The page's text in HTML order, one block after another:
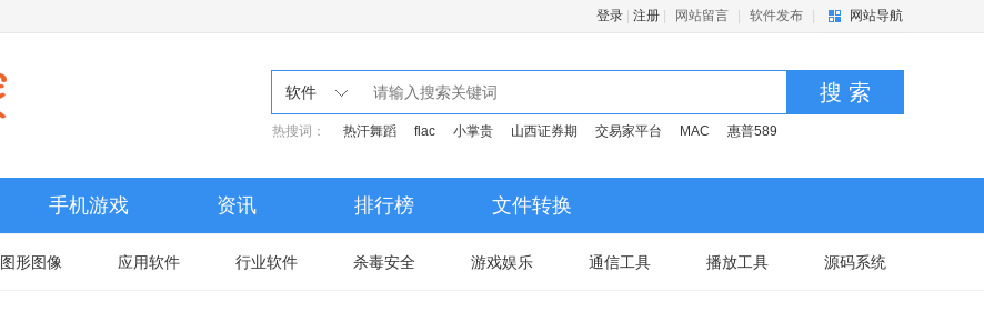
登录 注册 网站留言 软件发布 网站导航
软件 搜 索
热搜词： 热汗舞蹈 flac 小掌贵 山西证券期 交易家平台 MAC 惠普589
手机游戏 资讯 排行榜 文件转换
图形图像 应用软件 行业软件 杀毒安全 游戏娱乐 通信工具 播放工具 源码系统